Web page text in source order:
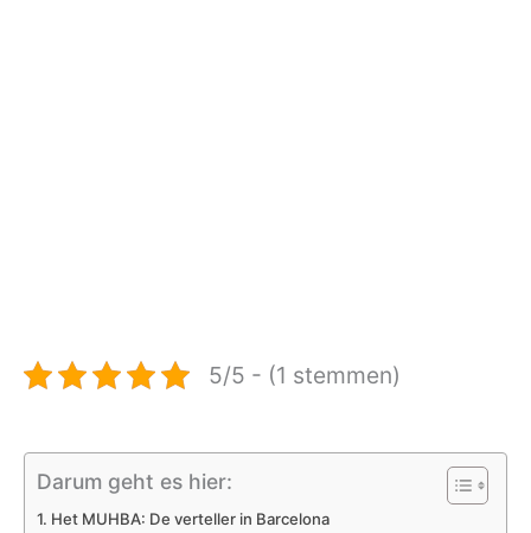
5/5 - (1 stemmen)
Darum geht es hier:
Het MUHBA: De verteller in Barcelona